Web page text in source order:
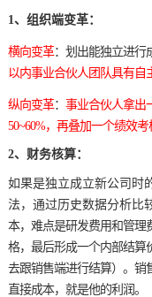
1、组织端变革：
横向变革：划出能独立进行
以内事业合伙人团队具有自
纵向变革： 事业合伙人拿出
50~60%，再叠加一个绩效
2、财务核算：
如果是独立成立新公司时
法，通过历史数据分析比
本，难点是研发费用和管理
格，最后形成一个内部结算
去跟销售端进行结算）。销
直接成本，就是他的利润。